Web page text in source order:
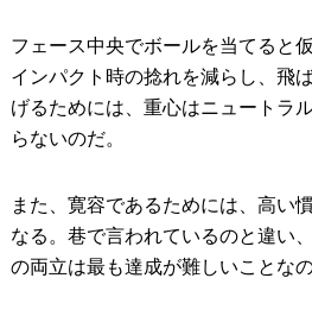
フェース中央でボールを当てると
インパクト時の捻れを減らし、飛
げるためには、重心はニュートラ
らないのだ。
また、寛容であるためには、高い
なる。巷で言われているのと違い
の両立は最も達成が難しいことなの